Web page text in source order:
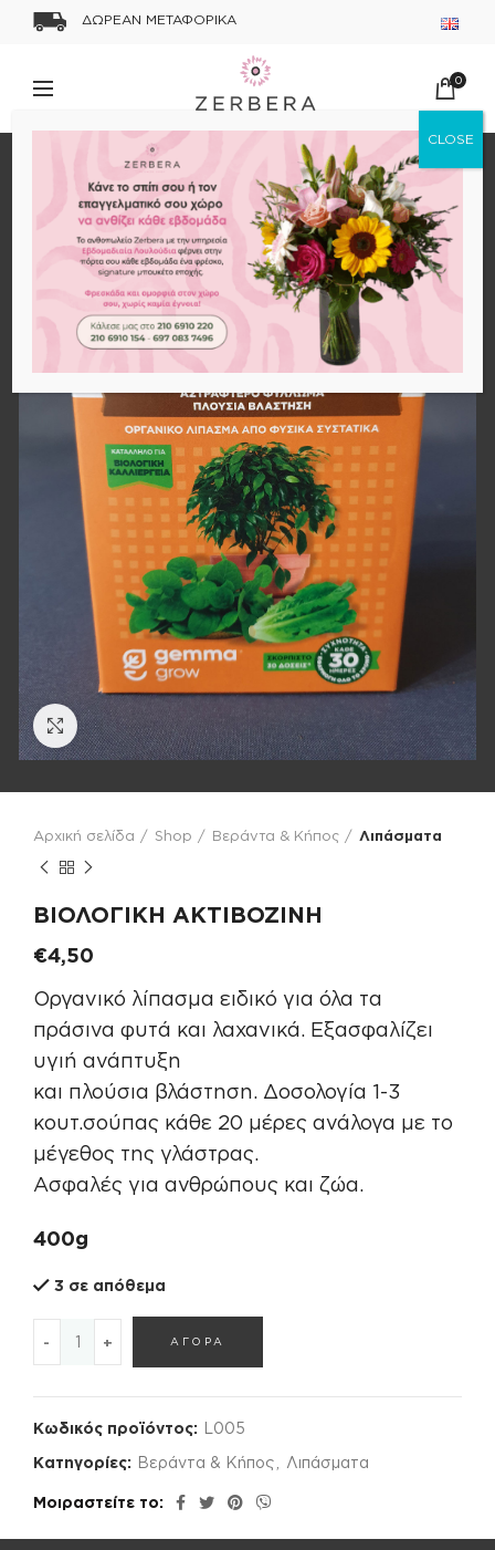
ΔΩΡΕΑΝ ΜΕΤΑΦΟΡΙΚΑ
0
Click to enlarge
Αρχική σελίδα Shop Βεράντα & Κήπος Λιπάσματα
ΒΙΟΛΟΓΙΚΗ ΑΚΤΙΒΟΖΙΝΗ
€4,50
Οργανικό λίπασμα ειδικό για όλα τα
πράσινα φυτά και λαχανικά. Εξασφαλίζει
υγιή ανάπτυξη
και πλούσια βλάστηση. Δοσολογία 1-3
κουτ.σούπας κάθε 20 μέρες ανάλογα με το
μέγεθος της γλάστρας.
Ασφαλές για ανθρώπους και ζώα.
400g
3 σε απόθεμα
ΑΓΟΡΑ
Κωδικός προϊόντος: L005
Κατηγορίες: Βεράντα & Κήπος Λιπάσματα
Μοιραστείτε το